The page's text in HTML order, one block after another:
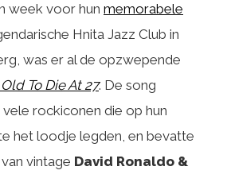
week voor hun memorabele
Hnita Jazz Club in
was er al de opzwepende
Old To Die At 27. De song
rockiconen die op hun
het loodje legden, en bevatte
vintage David Ronaldo &